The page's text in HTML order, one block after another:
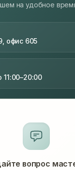
на удобное
офис 605
вопрос